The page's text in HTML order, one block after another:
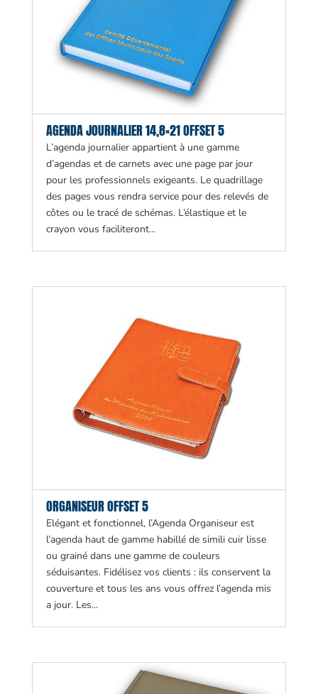
AGENDA JOURNALIER 14,8×21 OFFSET 5
L’agenda journalier appartient à une gamme
d’agendas et de carnets avec une page par jour
pour les professionnels exigeants. Le quadrillage
des pages vous rendra service pour des relevés de
côtes ou le tracé de schémas. L’élastique et le
crayon vous faciliteront...
ORGANISEUR OFFSET 5
Elégant et fonctionnel, l’Agenda Organiseur est
l’agenda haut de gamme habillé de simili cuir lisse
ou grainé dans une gamme de couleurs
séduisantes. Fidélisez vos clients : ils conservent la
couverture et tous les ans vous offrez l’agenda mis
a jour. Les...